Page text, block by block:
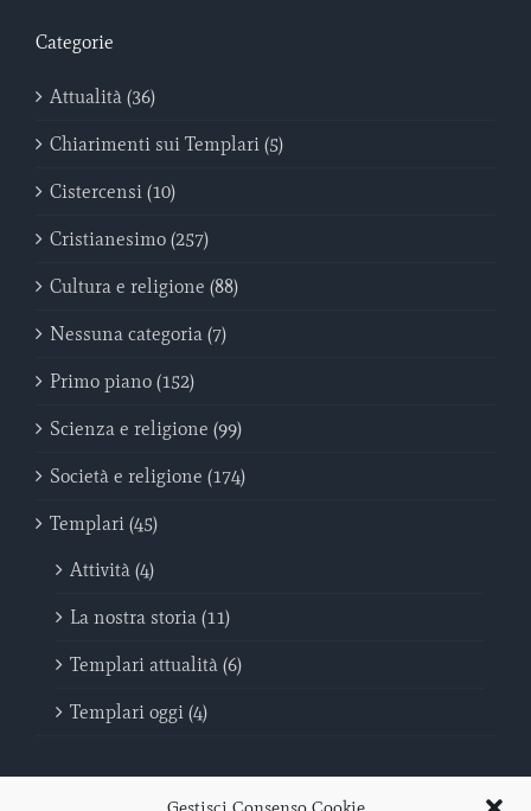
Categorie
Attualità (36)
Chiarimenti sui Templari (5)
Cistercensi (10)
Cristianesimo (257)
Cultura e religione (88)
Nessuna categoria (7)
Primo piano (152)
Scienza e religione (99)
Società e religione (174)
Templari (45)
Attività (4)
La nostra storia (11)
Templari attualità (6)
Templari oggi (4)